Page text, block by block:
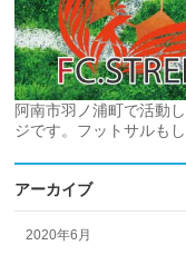
阿南市羽ノ浦町で活動
ジです。フットサルも
アーカイブ
2020年6月